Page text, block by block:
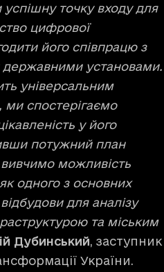
точку входу для
цифрової
його співпрацю з
державними установами.
універсальним
ми спостерігаємо
у його
потужний план
можливість
одного з основних
для аналізу
та міським
Дубинський, заступник
України.